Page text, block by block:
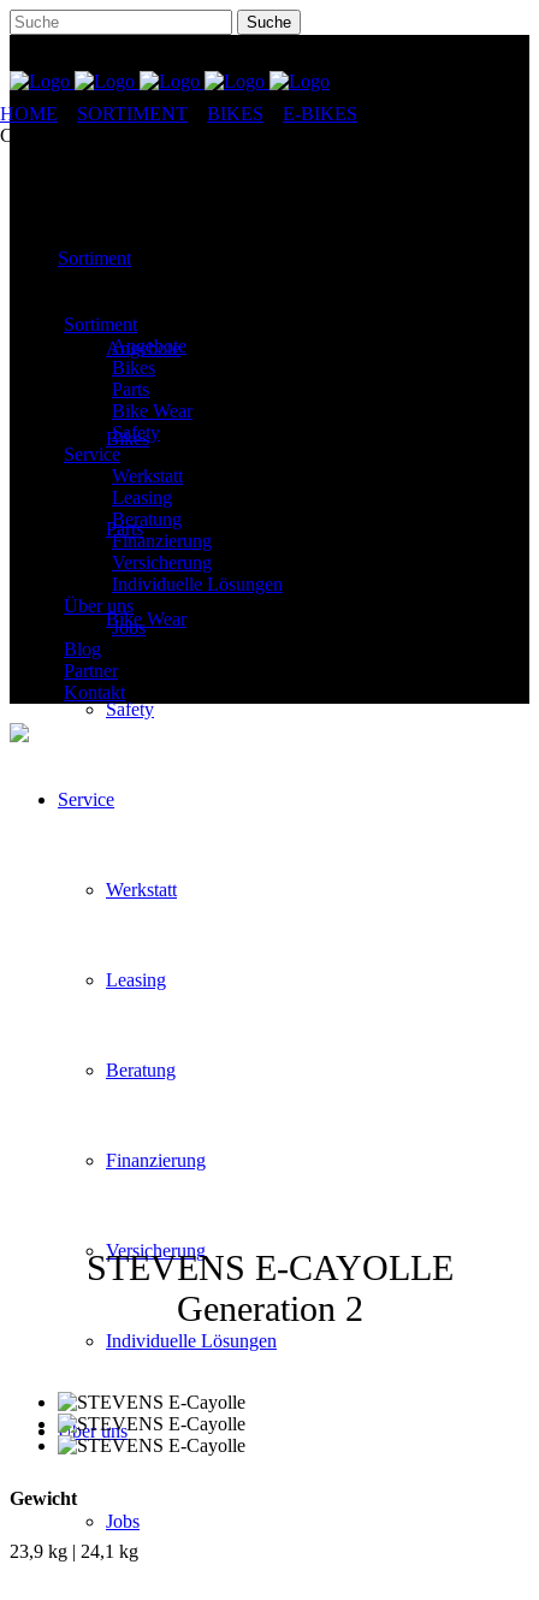
Sortiment
Angebote
Bikes
Parts
Bike Wear
Safety
Service
Werkstatt
Leasing
Beratung
Finanzierung
Versicherung
Individuelle Lösungen
Über uns
Jobs
Sortiment
Angebote
Bikes
Parts
Bike Wear
Safety
Service
Werkstatt
Leasing
Beratung
Finanzierung
Versicherung
Individuelle Lösungen
Über uns
Jobs
Blog
Partner
Kontakt
HOME SORTIMENT BIKES E-BIKES
CAYOLLE GENERATION 2
STEVENS E-CAYOLLE
Generation 2
Gewicht
23,9 kg | 24,1 kg